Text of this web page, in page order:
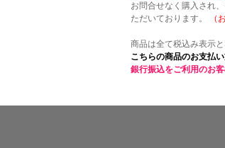
お問合せなく購入され
ただいております。
（
商品は全て税込み表示と
こちらの商品のお支払
銀行振込をご利用のお